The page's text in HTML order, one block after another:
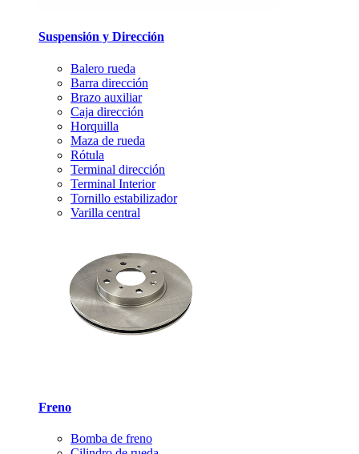
Suspensión y Dirección
Balero rueda
Barra dirección
Brazo auxiliar
Caja dirección
Horquilla
Maza de rueda
Rótula
Terminal dirección
Terminal Interior
Tornillo estabilizador
Varilla central
Freno
Bomba de freno